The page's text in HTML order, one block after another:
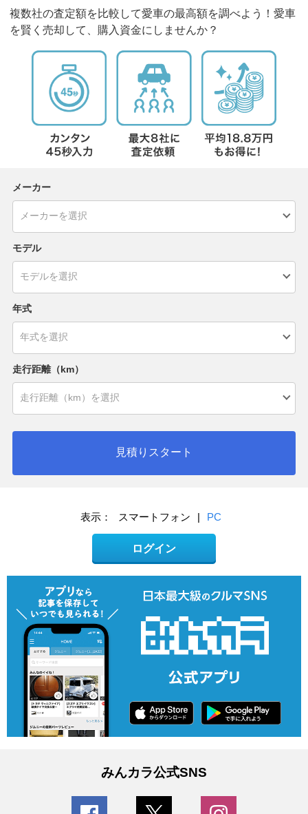
複数社の査定額を比較して愛車の最高額を調べよう！愛車
を賢く売却して、購入資金にしませんか？
メーカー
モデル
年式
走行距離（km）
見積りスタート
表示： スマートフォン | PC
ログイン
みんカラ公式SNS